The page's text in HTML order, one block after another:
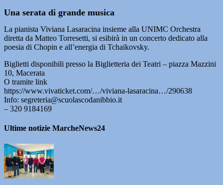
Una serata di grande musica
La pianista Viviana Lasaracina insieme alla UNIMC Orchestra
diretta da Matteo Torresetti, si esibirà in un concerto dedicato alla
poesia di Chopin e all’energia di Tchaikovsky.
Biglietti disponibili presso la Biglietteria dei Teatri – piazza Mazzini
10, Macerata
O tramite link
https://www.vivaticket.com/…/viviana-lasaracina…/290638
Info: segreteria@scuolascodanibbio.it
– 320 9184169
Ultime notizie MarcheNews24